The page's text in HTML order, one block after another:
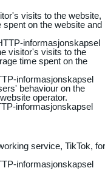
visits to the website,
on the website and
informasjonskapsel
visitor's visits to the
time spent on the
informasjonskapsel
behaviour on the
operator.
informasjonskapsel
service, TikTok, for
informasjonskapsel